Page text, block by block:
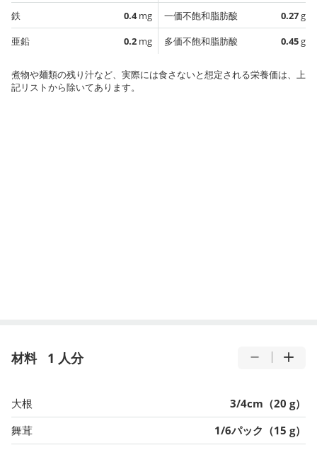
鉄
0.4mg
亜鉛
0.2 mg
一価不飽和脂肪酸
0.27g
多価不飽和脂肪酸
0.45g
煮物や麺類の残り汁など、実際には食さないと想定される栄養価は、上
記リストから除いてあります。
材料 1 人分
大根
3/4cm（20 g）
舞茸
1/6パック（15 g）